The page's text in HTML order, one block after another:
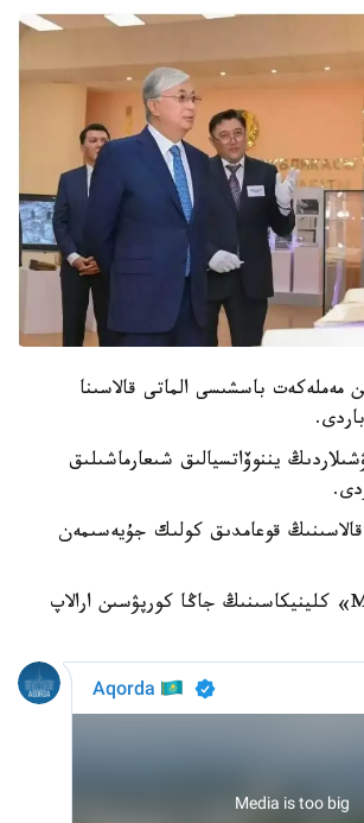
مەملەكەت باسشىسى الماتى قالاسىنا
يننوۆاتسيالىق شىعارماشىلىق
قوعامدىق كولىك جۇيەسىمەن
«كەرۋەن- Medicus» كلينيكاسىنىڭ جاڭا كورپۋسىن ارالاپ